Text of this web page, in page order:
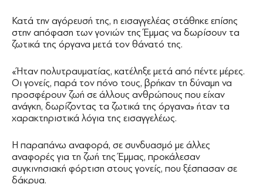
Κατά την αγόρευσή της, η εισαγγελέας στάθηκε επίσης
στην απόφαση των γονιών της Έμμας να δωρίσουν τα
ζωτικά της όργανα μετά τον θάνατό της.
«Ήταν πολυτραυματίας, κατέληξε μετά από πέντε μέρες.
Οι γονείς, παρά τον πόνο τους, βρήκαν τη δύναμη να
προσφέρουν ζωή σε άλλους ανθρώπους που είχαν
ανάγκη, δωρίζοντας τα ζωτικά της όργανα» ήταν τα
χαρακτηριστικά λόγια της εισαγγελέως.
Η παραπάνω αναφορά, σε συνδυασμό με άλλες
αναφορές για τη ζωή της Έμμας, προκάλεσαν
συγκινησιακή φόρτιση στους γονείς, που ξέσπασαν σε
δάκρυα.